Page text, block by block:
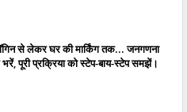
से लेकर घर की मार्किंग तक... जनगणना
पूरी प्रक्रिया को स्टेप-बाय-स्टेप समझें।